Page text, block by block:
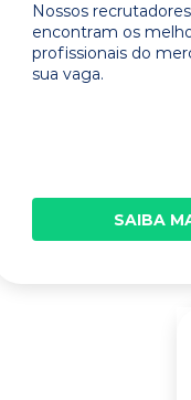
Nossos
encontram os
profissionais do
sua vaga.
SAIBA